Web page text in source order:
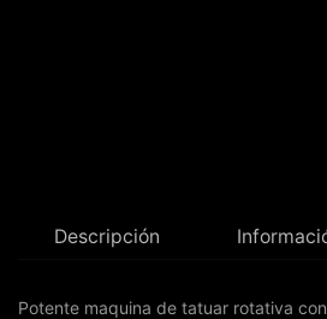
Descripción
Potente maquina de tatuar rotativa